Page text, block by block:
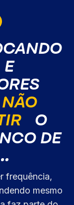
NÃO
O
DE
frequência,
mesmo